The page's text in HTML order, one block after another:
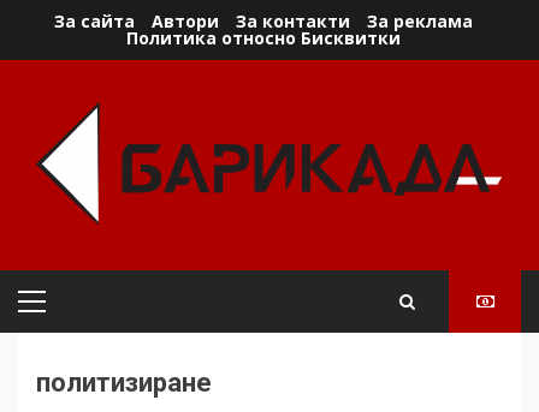
За сайта Автори За контакти За реклама
Политика относно Бисквитки
Primary
политизиране